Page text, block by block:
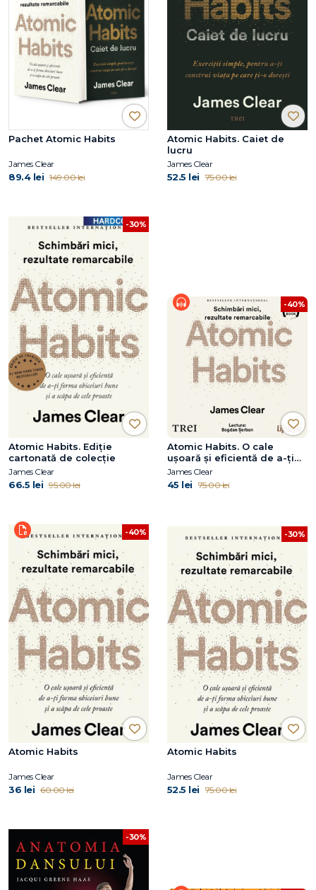
Pachet Atomic Habits
James Clear
89.4 lei 149.00 lei
Atomic Habits. Caiet de
lucru
James Clear
52.5 lei 75.00 lei
-30%
Atomic Habits. Ediție
cartonată de colecție
James Clear
66.5 lei 95.00 lei
-40%
Atomic Habits. O cale
ușoară și eficientă de a-ți
forma obiceiuri bune și a
scăpa de cele proaste
James Clear
45 lei 75.00 lei
-40%
Atomic Habits
James Clear
36 lei 60.00 lei
-30%
Atomic Habits
James Clear
52.5 lei 75.00 lei
-30%